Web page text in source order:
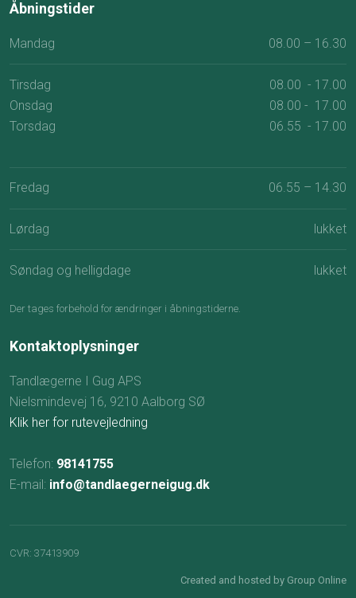
Åbningstider​
Mandag 08.00 – 16.30
Tirsdag
Onsdag
Torsdag
08.00 - 17.00
08.00 - 17.00
06.55 - 17.00
Fredag 06.55 – 14.30​
Lørdag lukket​
Søndag og helligdage lukket
Der tages for​behold for ændringer i åbningstiderne.
Kontaktoplysninger
Tandlægerne I Gug APS
Nielsmindevej 16, 9210 Aalborg SØ
Klik her for rutevejledning
Telefon: 98141755
E-mail: info@tandlaegerneigug.dk
CVR​: 37413909
Created and hosted by Group Online